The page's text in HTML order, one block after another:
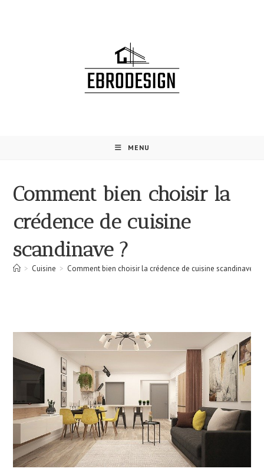
MENU
Comment bien choisir la
crédence de cuisine
scandinave ?
> Cuisine > Comment bien choisir la crédence de cuisine scandinave ?